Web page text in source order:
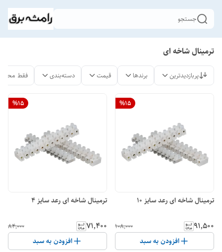
جستجو
ترمینال شاخه ای
پربازدیدترین برندها قیمت دسته‌بندی فقط
%15
ترمینال شاخه ای رعد سایز 10
۹۱٬۵۰۰ ۱۰۸٬۰۰۰
افزودن به سبد
%15
ترمینال شاخه ای رعد سایز 4
۷۱٬۴۰۰ ۸۴٬۰۰۰
افزودن به سبد